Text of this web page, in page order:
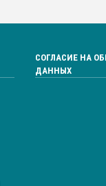
СОГЛАСИЕ НА
ДАННЫХ